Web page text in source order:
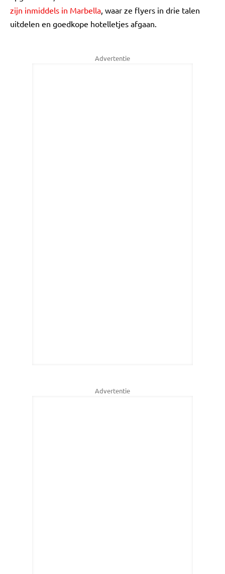
zijn inmiddels in Marbella, waar ze flyers in drie talen
uitdelen en goedkope hotelletjes afgaan.
Advertentie
Advertentie